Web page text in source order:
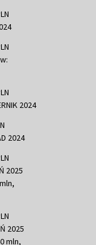
2024
2024
2025
2025
mln,